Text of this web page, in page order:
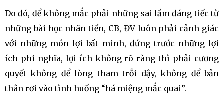
Do đó, để không mắc phải những sai lầm đáng tiếc từ
những bài học nhãn tiền, CB, ĐV luôn phải cảnh giác
với những món lợi bất minh, đứng trước những lợi
ích phi nghĩa, lợi ích không rõ ràng thì phải cương
quyết không để lòng tham trỗi dậy, không để bản
thân rơi vào tình huống “há miệng mắc quai”.